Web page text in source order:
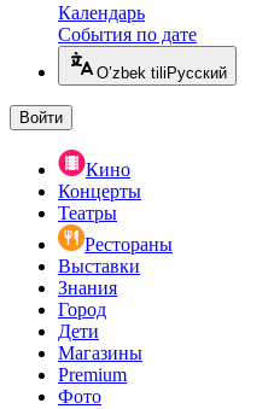
Календарь
События по дате
O’zbek tili Русский
Войти
Кино
Концерты
Театры
Рестораны
Выставки
Знания
Город
Дети
Магазины
Premium
Фото